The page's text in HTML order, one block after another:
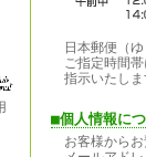
日本郵便（
ご指定時間
指示いたしま
■個人情報に
お客様から